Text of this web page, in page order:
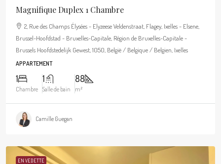
Magnifique Duplex 1 Chambre
2, Rue des Champs Élysées - Elyzeese Veldenstraat, Flagey, Ixelles - Elsene,
Brussel-Hoofdstad - Bruxelles-Capitale, Région de Bruxelles-Capitale -
Brussels Hoofdstedelijk Gewest, 1050, België / Belgique / Belgien, Ixelles
APPARTEMENT
1
Chambre
1
Salle de bain
88
m²
Camille Guegan
EN VEDETTE